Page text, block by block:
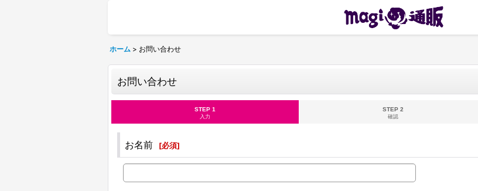
ホーム > お問い合わせ
お問い合わせ
STEP 1
入力
STEP 2
確認
お名前 [必須]